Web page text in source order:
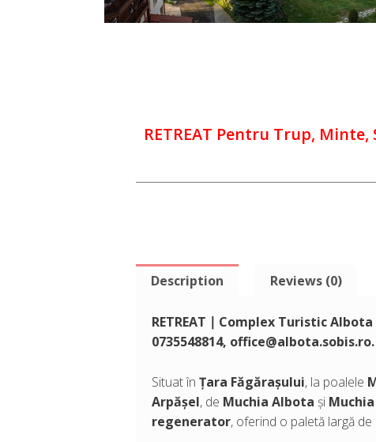
RETREAT Pentru Trup,
Description Reviews (0)
RETREAT ∣ Complex Turistic Albota
0735548814, office@albota.sobis.ro.
Situat în Țara Făgărașului, la poalele
Arpășel, de Muchia Albota și
regenerator, oferind o paletă largă